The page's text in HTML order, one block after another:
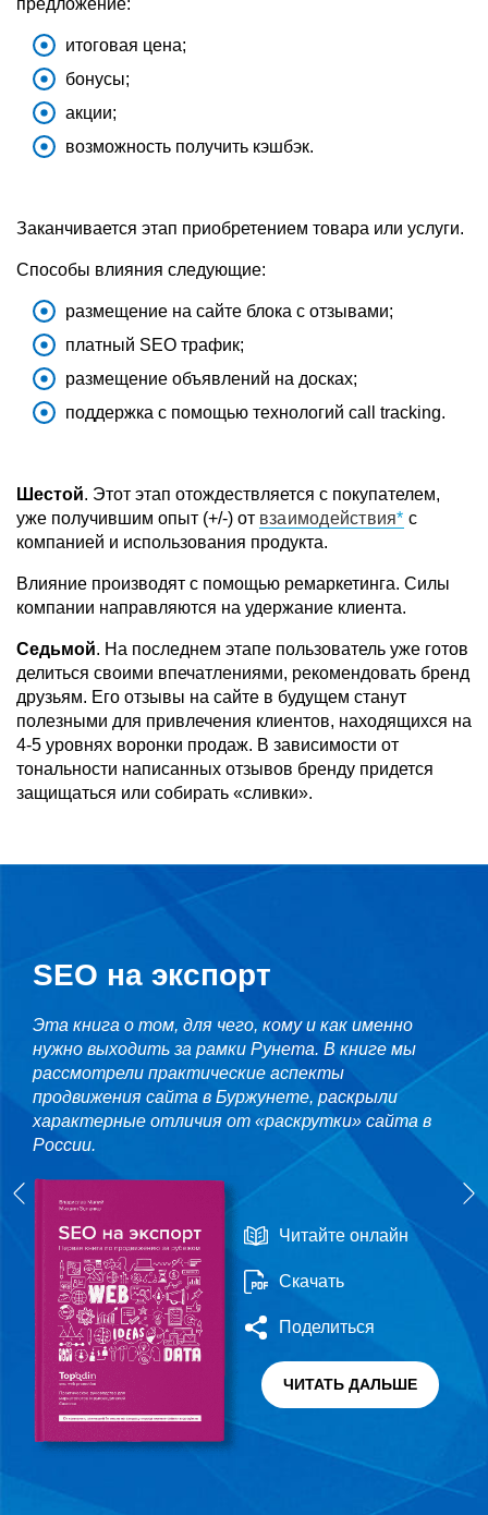
итоговая цена;
бонусы;
акции;
возможность получить кэшбэк.
Заканчивается этап приобретением товара или услуги.
Способы влияния следующие:
размещение на сайте блока с отзывами;
платный SEO трафик;
размещение объявлений на досках;
поддержка с помощью технологий call tracking.
Шестой. Этот этап отождествляется с покупателем,
уже получившим опыт (+/-) от взаимодействия
с
компанией и использования продукта.
Влияние производят с помощью ремаркетинга. Силы
компании направляются на удержание клиента.
Седьмой. На последнем этапе пользователь уже готов
делиться своими впечатлениями, рекомендовать бренд
друзьям. Его отзывы на сайте в будущем станут
полезными для привлечения клиентов, находящихся на
4-5 уровнях воронки продаж. В зависимости от
тональности написанных отзывов бренду придется
защищаться или собирать «сливки».
SEO на экспорт
Эта книга о том, для чего, кому и как именно
нужно выходить за рамки Рунета. В книге мы
рассмотрели практические аспекты
продвижения сайта в Буржунете, раскрыли
характерные отличия от «раскрутки» сайта в
России.
Читайте онлайн
Скачать
Поделиться
ЧИТАТЬ ДАЛЬШЕ